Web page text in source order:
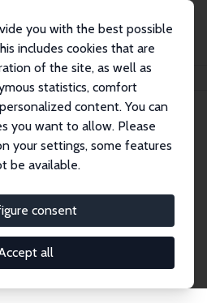
you with the best possible
includes cookies that are
of the site, as well as
statistics, comfort
content. You can
you want to allow. Please
your settings, some features
be available.
consent
all
Zukunft der
und Klaus F. Zimmermann
die Erwerbsgesellschaft
für Politische Bildung, Bonn